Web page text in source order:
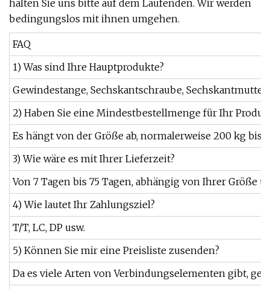
halten Sie uns bitte auf dem Laufenden. Wir werden
bedingungslos mit ihnen umgehen.
FAQ
1) Was sind Ihre Hauptprodukte?
Gewindestange, Sechskantschraube,
2) Haben Sie eine Mindestbestellmenge für Ihr
Es hängt von der Größe ab, normalerweise 200 kg bis
3) Wie wäre es mit Ihrer Lieferzeit?
Von 7 Tagen bis 75 Tagen, abhängig von Ihrer Größe
4) Wie lautet Ihr Zahlungsziel?
T/T, LC, DP usw.
5) Können Sie mir eine Preisliste zusenden?
Da es viele Arten von Verbindungselementen gibt,